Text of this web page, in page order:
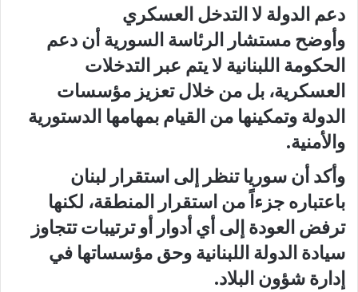
دعم الدولة لا التدخل العسكري
وأوضح مستشار الرئاسة السورية أن دعم
الحكومة اللبنانية لا يتم عبر التدخلات
العسكرية، بل من خلال تعزيز مؤسسات
الدولة وتمكينها من القيام بمهامها الدستورية
والأمنية.
وأكد أن سوريا تنظر إلى استقرار لبنان
باعتباره جزءاً من استقرار المنطقة، لكنها
ترفض العودة إلى أي أدوار أو ترتيبات تتجاوز
سيادة الدولة اللبنانية وحق مؤسساتها في
إدارة شؤون البلاد.